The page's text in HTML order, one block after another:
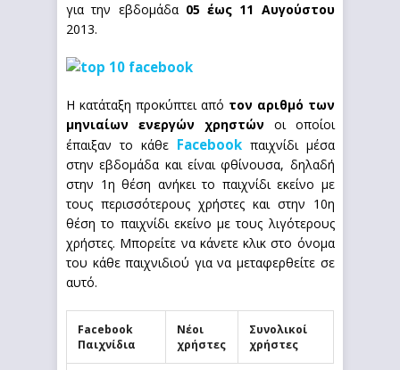
για την εβδομάδα 05 έως 11 Αυγούστου
2013.
Η κατάταξη προκύπτει από τον αριθμό των
μηνιαίων ενεργών χρηστώνοι οποίοι
έπαιξαν το κάθε Facebookπαιχνίδι μέσα
στην εβδομάδα και είναι φθίνουσα, δηλαδή
στην 1η θέση ανήκει το παιχνίδι εκείνο με
τους περισσότερους χρήστες και στην 10η
θέση το παιχνίδι εκείνο με τους λιγότερους
χρήστες. Μπορείτε να κάνετε κλικ στο όνομα
του κάθε παιχνιδιού για να μεταφερθείτε σε
αυτό.
Facebook
Παιχνίδια
Νέοι
χρήστες
Συνολικοί
χρήστες